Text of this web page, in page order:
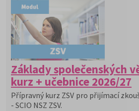
Základy společenských
kurz + učebnice 2026/27
Přípravný kurz ZSV pro přijímací
- SCIO NSZ ZSV.